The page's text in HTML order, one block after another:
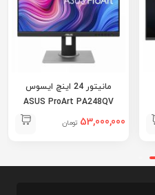
مانیتور 24 اینچ ایسوس
ASUS ProArt PA248QV
53,000,000 تومان